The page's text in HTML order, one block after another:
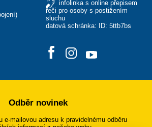
)
infolinka s online přepisem
řeči pro osoby s postižením
sluchu
datová schránka: ID: 5ttb7bs
Odběr novinek
e-mailovou adresu k pravidelnému odběru